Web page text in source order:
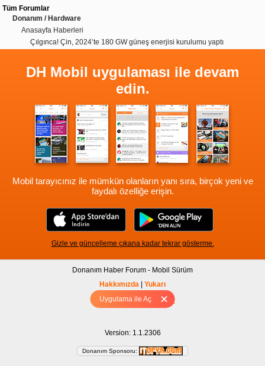
Uygulama ile Aç
Tüm Forumlar
Donanım / Hardware
Anasayfa Haberleri
Çılgınca! Çin, 2024’te 180 GW güneş enerjisi kurulumu yaptı
DH Mobil uygulaması ile devam
edin.
Mobil tarayıcınız ile mümkün olanların yanı sıra, birçok yeni ve
faydalı özelliğe erişin.
Gizle ve güncelleme çıkana kadar tekrar gösterme.
Donanım Haber Forum - Mobil Sürüm
Hakkımızda
Yukarı
Tam sürüm için Tıklayınız
Version: 1.1.2306
Donanım Sponsoru: